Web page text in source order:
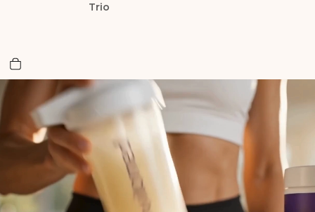
Trio